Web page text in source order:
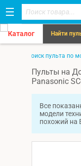
Каталог Найти
Поиск пульта по
Пульты на
Panasonic
Все
модели
похожий на